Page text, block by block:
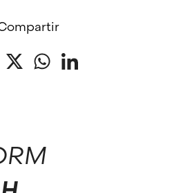
Facebook
Twitter WhatsApp